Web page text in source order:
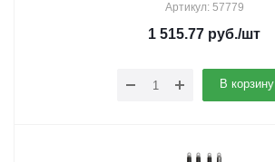
Артикул: 57779
1 515.77 руб./шт
В корзину